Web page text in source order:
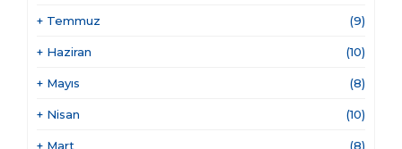
+ Temmuz (9)
+ Haziran (10)
+ Mayıs (8)
+ Nisan (10)
+ Mart (8)